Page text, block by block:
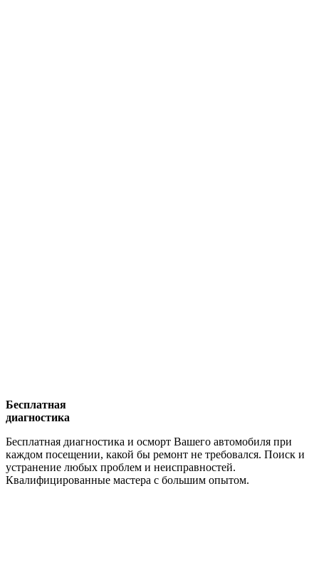
Бесплатная
диагностика
Бесплатная диагностика и осморт Вашего автомобиля при
каждом посещении, какой бы ремонт не требовался. Поиск и
устранение любых проблем и неисправностей.
Квалифицированные мастера с большим опытом.